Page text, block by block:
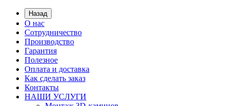
Назад
О нас
Сотрудничество
Производство
Гарантия
Полезное
Оплата и доставка
Как сделать заказ
Контакты
НАШИ УСЛУГИ